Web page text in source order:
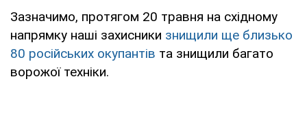
Зазначимо, протягом 20 травня на східному
напрямку наші захисники знищили ще близько
80 російських окупантів та знищили багато
ворожої техніки.